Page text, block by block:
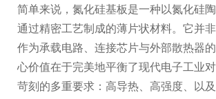
简单来说，氮化硅基板是一种以氮化硅陶
通过精密工艺制成的薄片状材料。它并
作为承载电路、连接芯片与外部散热器
心价值在于完美地平衡了现代电子工业
苛刻的多重要求：高导热、高强度、以